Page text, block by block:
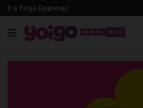
Ir a Yoigo Empresas
BLOG